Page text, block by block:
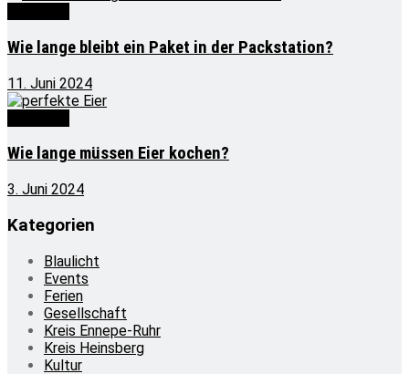
Wie lange bleibt ein Paket in der Packstation?
11. Juni 2024
Wie lange müssen Eier kochen?
3. Juni 2024
Kategorien
Blaulicht
Events
Ferien
Gesellschaft
Kreis Ennepe-Ruhr
Kreis Heinsberg
Kultur